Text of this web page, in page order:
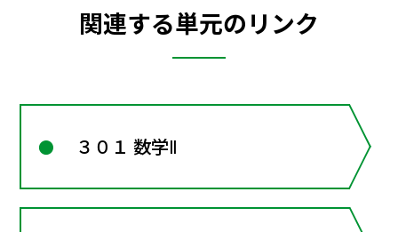
関連する単元のリンク
３０１ 数学Ⅱ